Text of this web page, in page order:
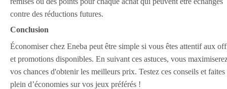
contre des réductions futures.
Conclusion
Économiser chez Eneba peut être simple si vous êtes attentif aux
et promotions disponibles. En suivant ces astuces, vous
vos chances d'obtenir les meilleurs prix. Testez ces conseils et faites
plein d’économies sur vos jeux préférés !